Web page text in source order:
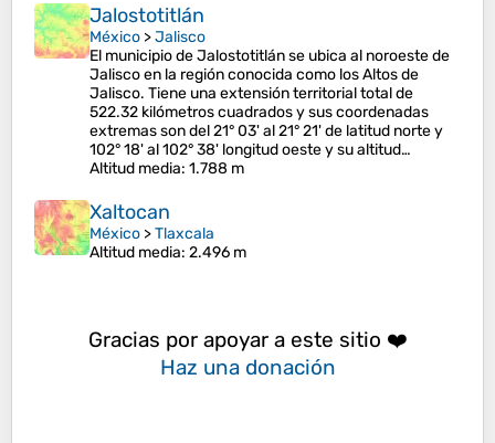
Jalostotitlán
México >Jalisco
El municipio de Jalostotitlán se ubica al noroeste de
Jalisco en la región conocida como los Altos de
Jalisco. Tiene una extensión territorial total de
522.32 kilómetros cuadrados y sus coordenadas
extremas son del 21° 03' al 21° 21' de latitud norte y
102° 18' al 102° 38' longitud oeste y su altitud…
Altitud media: 1.788 m
Xaltocan
México >Tlaxcala
Altitud media: 2.496 m
Gracias por apoyar a este sitio ❤️
Haz una donación